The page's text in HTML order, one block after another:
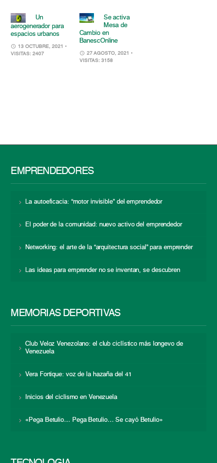
Un
aerogenerador para
espacios urbanos
13 OCTUBRE, 2021 •
VISITAS: 2407
Se activa
Mesa de
Cambio en
BanescOnline
27 AGOSTO, 2021
•
VISITAS: 3158
EMPRENDEDORES
La autoeficacia: “motor invisible” del emprendedor
El poder de la comunidad: nuevo activo del emprendedor
Networking: el arte de la “arquitectura social” para emprender
Las ideas para emprender no se inventan, se descubren
MEMORIAS DEPORTIVAS
Club Veloz Venezolano: el club ciclístico más longevo de
Venezuela
Vera Fortique: voz de la hazaña del 41
Inicios del ciclismo en Venezuela
«Pega Betulio… Pega Betulio… Se cayó Betulio»